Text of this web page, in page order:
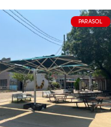
PARASOL